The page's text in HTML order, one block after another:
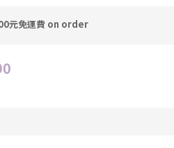
元免運費 on order